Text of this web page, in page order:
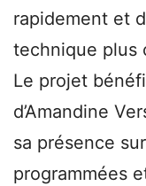
rapidement et
technique plus
Le projet
d’Amandine
sa présence
programmées